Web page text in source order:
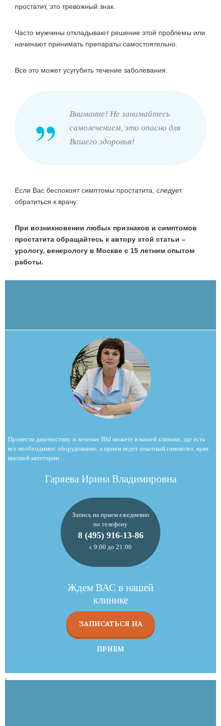
простатит, это тревожный знак.
Часто мужчины откладывают решение этой проблемы или
начинают принимать препараты самостоятельно.
Все это может усугубить течение заболевания.
Внимание! Не занимайтесь
самолечением, это опасно для
Вашего здоровья!
Если Вас беспокоят симптомы простатита, следует
обратиться к врачу.
При возникновении любых признаков и симптомов
простатита обращайтесь к автору этой статьи –
урологу, венерологу в Москве с 15 летним опытом
работы.
Провести диагностику и лечение ВЫ можете в нашей клинике, где есть
все необходимое оборудование, а прием ведет опытный гинеколог, врач
высшей категории
Гаряева Ирина Владимировна
Запись на прием ежедневно
по телефону
8 (495) 916-13-86
с 9:00 до 21:00
Ждем ВАС в нашей
клинике
ЗАПИСАТЬСЯ НА
ПРИЕМ
,